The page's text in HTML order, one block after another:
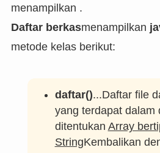
menampilkan .
Daftar berkasmenampilkan
metode kelas berikut:
daftar()...Daftar file
yang terdapat dalam
ditentukan Array
StringKembalikan